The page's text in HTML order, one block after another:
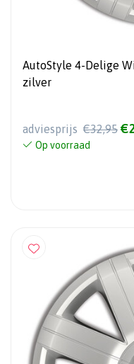
AutoStyle 4-Delige
zilver
adviesprijs €32,95
Op voorraad